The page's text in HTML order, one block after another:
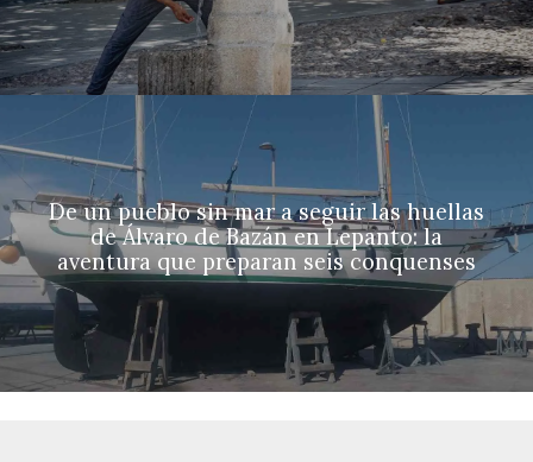
De un pueblo sin mar a seguir las huellas
de Álvaro de Bazán en Lepanto: la
aventura que preparan seis conquenses